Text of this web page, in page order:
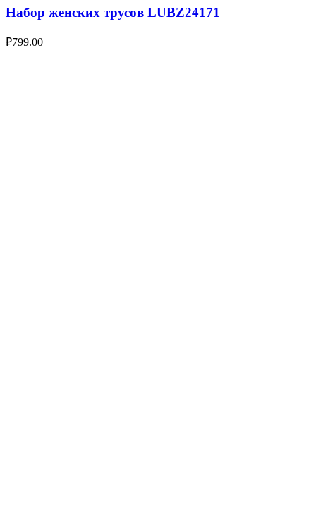
Набор женских трусов LUBZ24171
₽799.00